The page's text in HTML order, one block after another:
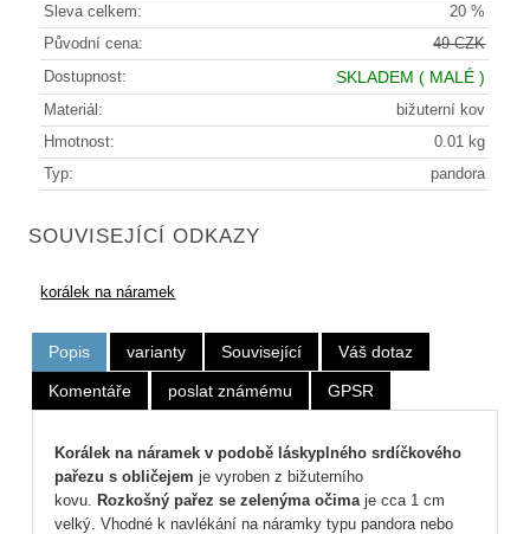
Sleva celkem:
20 %
Původní cena:
49 CZK
Dostupnost:
SKLADEM ( MALÉ )
Materiál:
bižuterní kov
Hmotnost:
0.01 kg
Typ:
pandora
SOUVISEJÍCÍ ODKAZY
korálek na náramek
Popis varianty Související Váš dotaz
Komentáře poslat známému GPSR
Korálek na náramek v podobě láskyplného srdíčkového
pařezu s obličejem je vyroben z bižuterního
kovu. Rozkošný pařez se zelenýma očimaje cca 1 cm
velký. Vhodné k navlékání na náramky typu pandora nebo